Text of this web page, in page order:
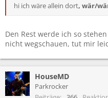
hi ich wäre allein dort, wär/
Den Rest werde ich so
nicht wegschauen, tut mir
HouseMD
Parkrocker